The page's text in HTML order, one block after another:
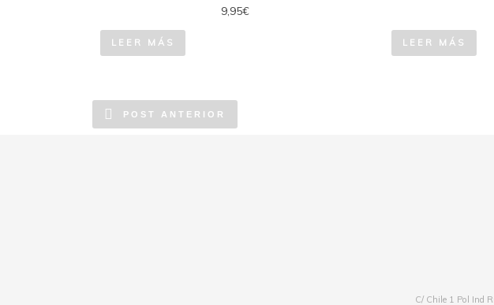
9,95€
LEER MÁS LEER MÁS
POST ANTERIOR
C/ Chile 1 Pol Ind